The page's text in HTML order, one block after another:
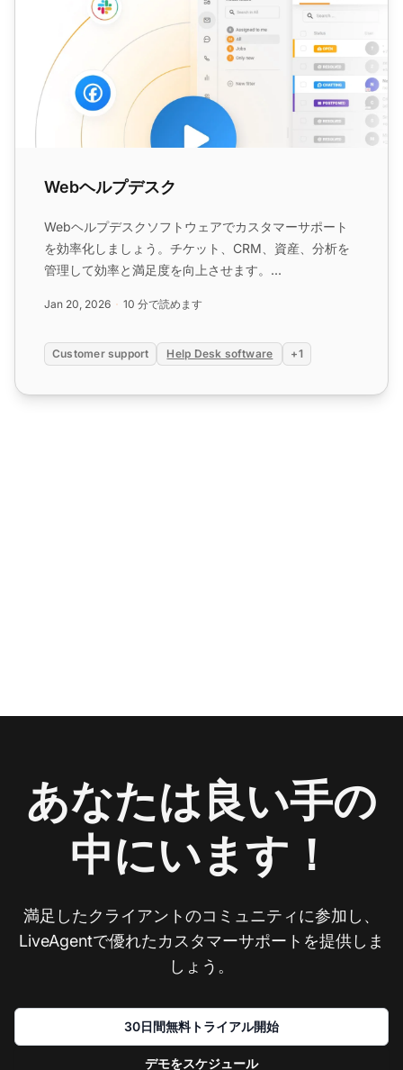
Webヘルプデスク
Webヘルプデスクソフトウェアでカスタマーサポート
を効率化しましょう。チケット、CRM、資産、分析を
管理して効率と満足度を向上させます。...
Jan 20, 2026 10 分で読めます
Customer support Help Desk software +1
あなたは良い手の
中にいます！
満足したクライアントのコミュニティに参加し、
LiveAgentで優れたカスタマーサポートを提供しま
しょう。
30日間無料トライアル開始
デモをスケジュール